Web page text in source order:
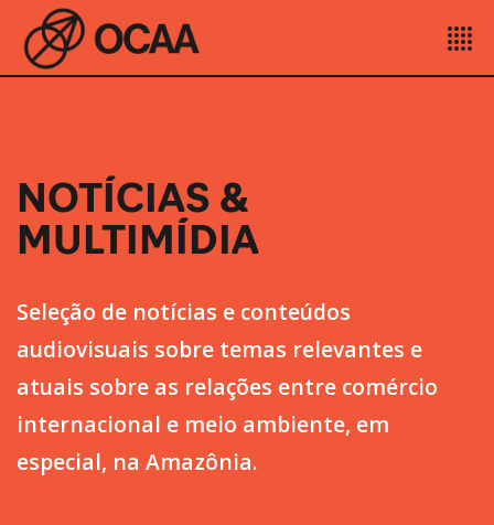
NOTÍCIAS &
MULTIMÍDIA
Seleção de notícias e conteúdos
audiovisuais sobre temas relevantes e
atuais sobre as relações entre comércio
internacional e meio ambiente, em
especial, na Amazônia.